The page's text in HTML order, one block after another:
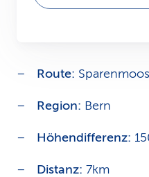
Route: Sparenmoos
Region: Bern
Höhendifferenz:
Distanz: 7km